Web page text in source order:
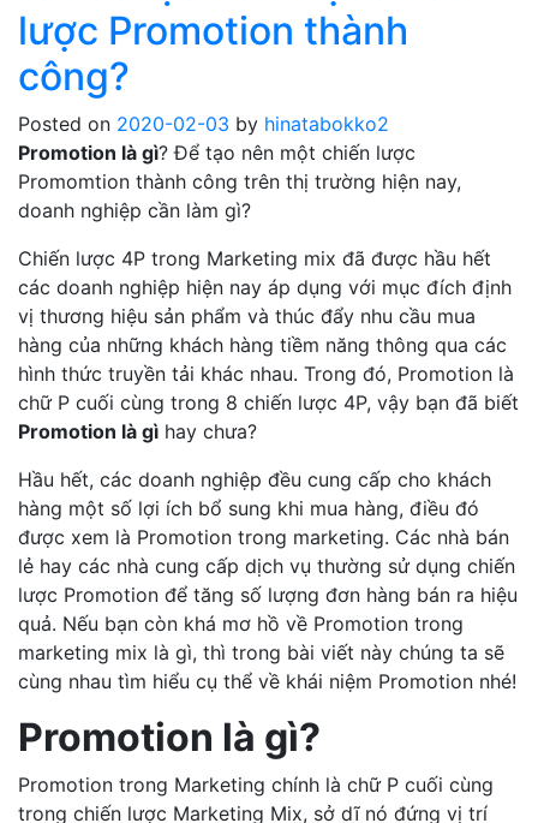
lược Promotion thành
công?
Posted on 2020-02-03 by hinatabokko2
Promotion là gì? Để tạo nên một chiến lược
Promomtion thành công trên thị trường hiện nay,
doanh nghiệp cần làm gì?
Chiến lược 4P trong Marketing mix đã được hầu hết
các doanh nghiệp hiện nay áp dụng với mục đích định
vị thương hiệu sản phẩm và thúc đẩy nhu cầu mua
hàng của những khách hàng tiềm năng thông qua các
hình thức truyền tải khác nhau. Trong đó, Promotion là
chữ P cuối cùng trong 8 chiến lược 4P, vậy bạn đã biết
Promotion là gì hay chưa?
Hầu hết, các doanh nghiệp đều cung cấp cho khách
hàng một số lợi ích bổ sung khi mua hàng, điều đó
được xem là Promotion trong marketing. Các nhà bán
lẻ hay các nhà cung cấp dịch vụ thường sử dụng chiến
lược Promotion để tăng số lượng đơn hàng bán ra hiệu
quả. Nếu bạn còn khá mơ hồ về Promotion trong
marketing mix là gì, thì trong bài viết này chúng ta sẽ
cùng nhau tìm hiểu cụ thể về khái niệm Promotion nhé!
Promotion là gì?
Promotion trong Marketing chính là chữ P cuối cùng
trong chiến lược Marketing Mix, sở dĩ nó đứng vị trí